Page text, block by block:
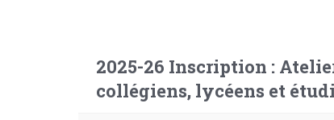
2025-26 Inscription :
collégiens, lycéens et